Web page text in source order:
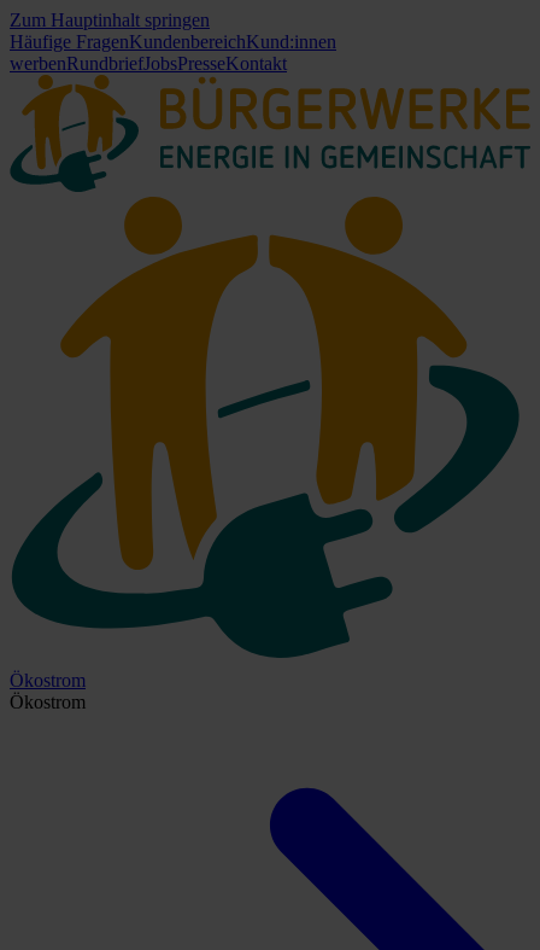
Zum Hauptinhalt springen
Häufige FragenKundenbereichKund:innen
werbenRundbriefJobsPresseKontakt
Ökostrom
Ökostrom